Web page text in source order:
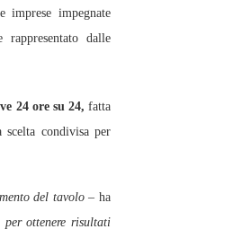
imprese impegnate
rappresentato dalle
24 ore su 24, fatta
scelta condivisa per
del tavolo– ha
ottenere risultati